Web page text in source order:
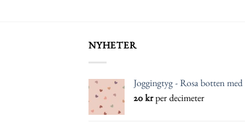
NYHETER
Joggingtyg - Rosa botten med
20 kr per decimeter